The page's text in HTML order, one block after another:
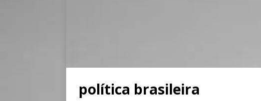
política brasileira